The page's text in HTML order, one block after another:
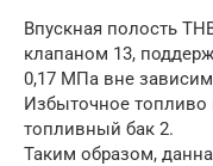
Впускная полость
клапаном 13,
0,17 МПа вне
Избыточное топливо
топливный бак 2.
Таким образом,